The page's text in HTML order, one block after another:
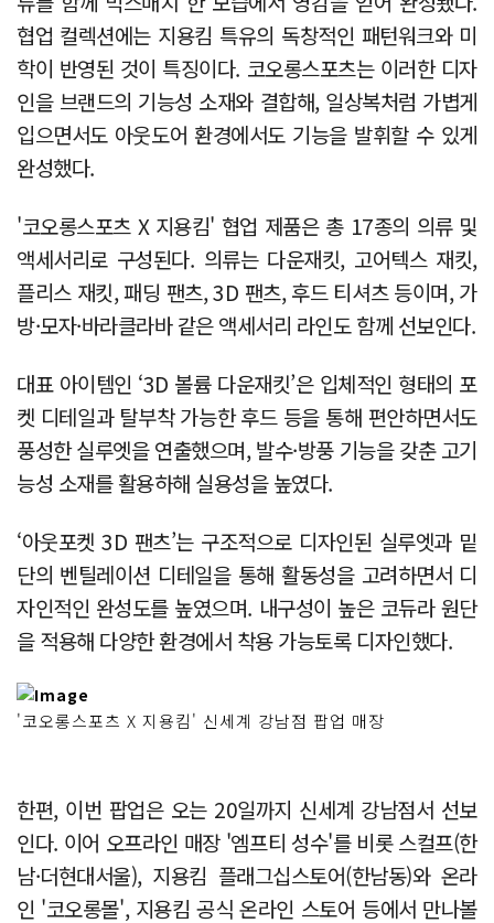
협업 컬렉션에는 지용킴 특유의 독창적인 패턴워크와 미
학이 반영된 것이 특징이다. 코오롱스포츠는 이러한 디자
인을 브랜드의 기능성 소재와 결합해, 일상복처럼 가볍게
입으면서도 아웃도어 환경에서도 기능을 발휘할 수 있게
완성했다.
'코오롱스포츠 X 지용킴' 협업 제품은 총 17종의 의류 및
액세서리로 구성된다. 의류는 다운재킷, 고어텍스 재킷,
플리스 재킷, 패딩 팬츠, 3D 팬츠, 후드 티셔츠 등이며, 가
방·모자·바라클라바 같은 액세서리 라인도 함께 선보인다.
대표 아이템인 ‘3D 볼륨 다운재킷’은 입체적인 형태의 포
켓 디테일과 탈부착 가능한 후드 등을 통해 편안하면서도
풍성한 실루엣을 연출했으며, 발수·방풍 기능을 갖춘 고기
능성 소재를 활용하해 실용성을 높였다.
‘아웃포켓 3D 팬츠’는 구조적으로 디자인된 실루엣과 밑
단의 벤틸레이션 디테일을 통해 활동성을 고려하면서 디
자인적인 완성도를 높였으며. 내구성이 높은 코듀라 원단
을 적용해 다양한 환경에서 착용 가능토록 디자인했다.
'코오롱스포츠 X 지용킴' 신세계 강남점 팝업 매장
한편, 이번 팝업은 오는 20일까지 신세계 강남점서 선보
인다. 이어 오프라인 매장 '엠프티 성수'를 비롯 스컬프(한
남·더현대서울), 지용킴 플래그십스토어(한남동)와 온라
인 '코오롱몰', 지용킴 공식 온라인 스토어 등에서 만나볼